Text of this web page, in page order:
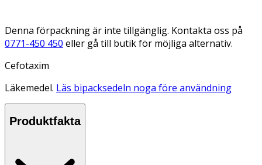
Denna förpackning är inte tillgänglig. Kontakta oss på
0771-450 450 eller gå till butik för möjliga alternativ.
Cefotaxim
Läkemedel. Läs bipacksedeln noga före användning
Produktfakta